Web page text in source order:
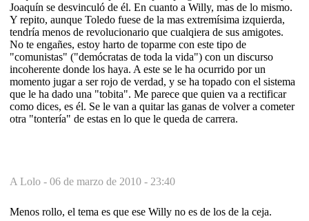
Joaquín se desvinculó de él. En cuanto a Willy, mas de lo mismo.
Y repito, aunque Toledo fuese de la mas extremísima izquierda,
tendría menos de revolucionario que cualqiera de sus amigotes.
No te engañes, estoy harto de toparme con este tipo de
"comunistas" ("demócratas de toda la vida") con un discurso
incoherente donde los haya. A este se le ha ocurrido por un
momento jugar a ser rojo de verdad, y se ha topado con el sistema
que le ha dado una "tobita". Me parece que quien va a rectificar
como dices, es él. Se le van a quitar las ganas de volver a cometer
otra "tontería" de estas en lo que le queda de carrera.
A Lolo - 06 de marzo de 2010 - 23:40
Menos rollo, el tema es que ese Willy no es de los de la ceja.